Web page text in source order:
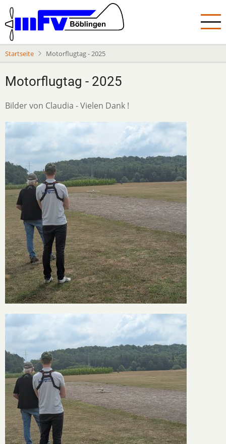
Direkt
zum
Inhalt
Startseite Motorflugtag - 2025
Motorflugtag - 2025
Description
Bilder von Claudia - Vielen Dank !